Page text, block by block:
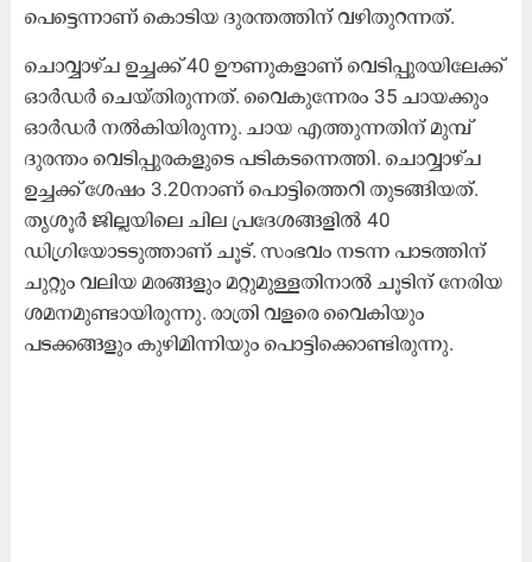
പെട്ടെന്നാണ് കൊടിയ ദുരന്തത്തിന് വഴിതുറന്നത്.
ചൊവ്വാഴ്ച ഉച്ചക്ക് 40 ഊണുകളാണ് വെടിപ്പുരയിലേക്ക്
ഓർഡർ ചെയ്തിരുന്നത്. വൈകുന്നേരം 35 ചായക്കും
ഓർഡർ നൽകിയിരുന്നു. ചായ എത്തുന്നതിന് മുമ്പ്
ദുരന്തം വെടിപ്പുരകളുടെ പടികടന്നെത്തി. ചൊവ്വാഴ്ച
ഉച്ചക്ക് ശേഷം 3.20നാണ് പൊട്ടിത്തെറി തുടങ്ങിയത്.
തൃശൂർ ജില്ലയിലെ ചില പ്രദേശങ്ങളിൽ 40
ഡിഗ്രിയോടടുത്താണ് ചൂട്. സംഭവം നടന്ന പാടത്തിന്
ചുറ്റും വലിയ മരങ്ങളും മറ്റുമുള്ളതിനാൽ ചൂടിന് നേരിയ
ശമനമുണ്ടായിരുന്നു. രാത്രി വളരെ വൈകിയും
പടക്കങ്ങളും കുഴിമിന്നിയും പൊട്ടിക്കൊണ്ടിരുന്നു.